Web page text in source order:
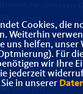
der Senioren-
Cookies, die
Weiterhin
uns helfen, unser
Für
wir Ihre
jederzeit
in unserer